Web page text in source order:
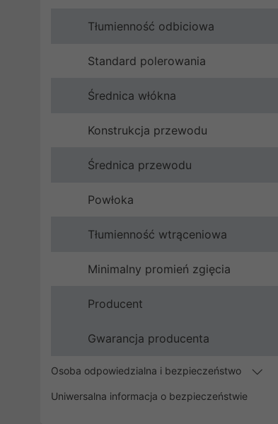
Tłumienność odbiciowa
Standard polerowania
Średnica włókna
Konstrukcja przewodu
Średnica przewodu
Powłoka
Tłumienność wtrąceniowa
Minimalny promień zgięcia
Producent
Gwarancja producenta
Osoba odpowiedzialna i bezpieczeństwo
Uniwersalna informacja o bezpieczeństwie